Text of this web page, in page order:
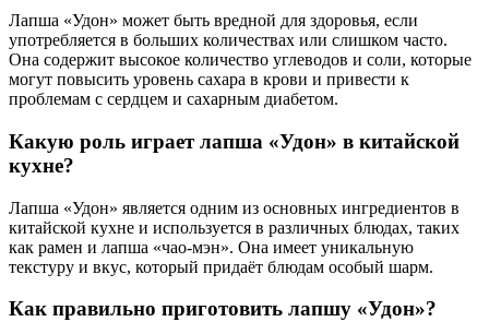
Лапша «Удон» может быть вредной для здоровья, если
употребляется в больших количествах или слишком часто.
Она содержит высокое количество углеводов и соли, которые
могут повысить уровень сахара в крови и привести к
проблемам с сердцем и сахарным диабетом.
Какую роль играет лапша «Удон» в китайской
кухне?
Лапша «Удон» является одним из основных ингредиентов в
китайской кухне и используется в различных блюдах, таких
как рамен и лапша «чао-мэн». Она имеет уникальную
текстуру и вкус, который придаёт блюдам особый шарм.
Как правильно приготовить лапшу «Удон»?